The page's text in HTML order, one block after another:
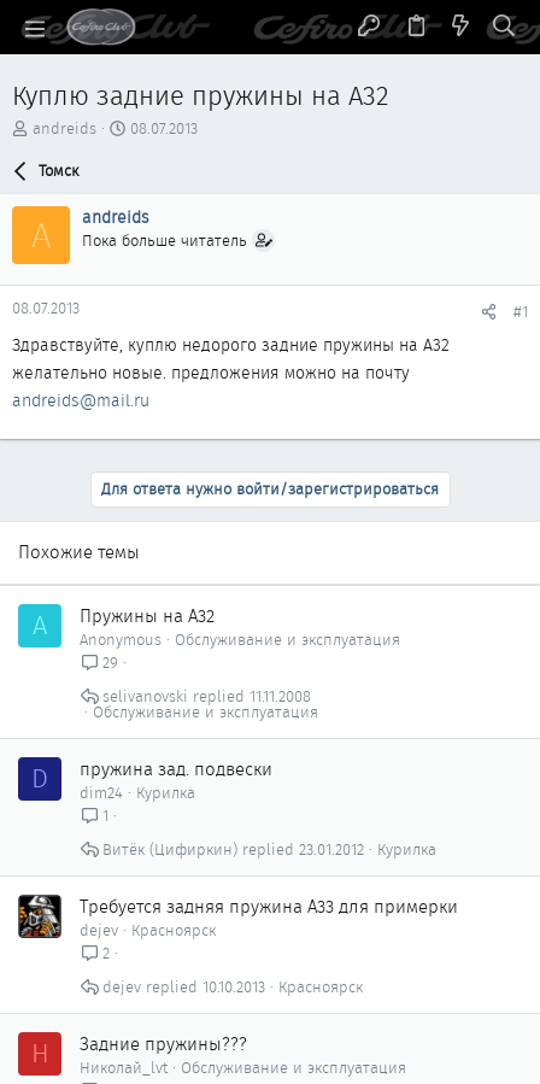
Куплю задние пружины на А32
А
р
т
м
ы
andreids
Д
н
а
а
08.07.2013
Томск
A andreids
Пока больше читатель
08.07.2013 #1
Здравствуйте, куплю недорого задние пружины на А32
желательно новые. предложения можно на почту
andreids@mail.ru
Для ответа нужно войти/зарегистрироваться
Похожие темы
A Пружины на А32
Anonymous
Обслуживание и эксплуатация
29
Обслуживание и эксплуатация
11.11.2008
selivanovski
D пружина зад. подвески
dim24
Курилка
1
Курилка
23.01.2012
Витёк (Цифиркин)
Требуется задняя пружина А33 для примерки
dejev
Красноярск
2
Красноярск
10.10.2013
dejev
Н Задние пружины???
Николай_lvt
Обслуживание и эксплуатация